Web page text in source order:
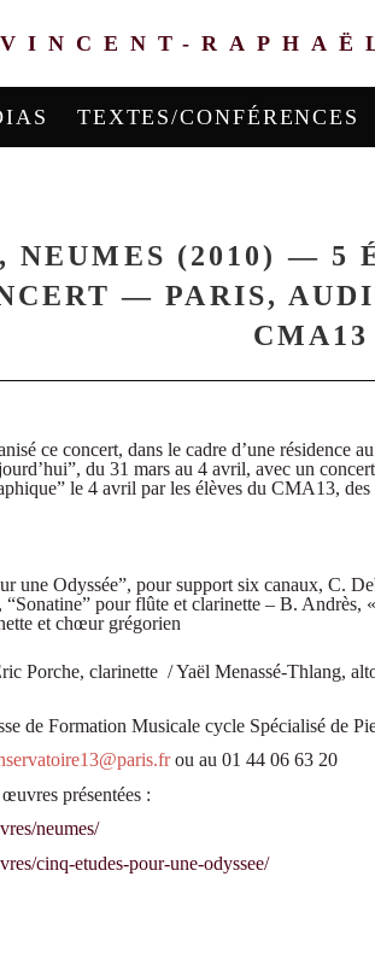
VINCENT-
TEXTES/CONFÉRENCES
NEUMES (2010) — 5
— PARIS,
CMA13
ce concert, dans le cadre d’une résidence
du 31 mars au 4 avril, avec un
le 4 avril par les élèves du CMA13, des
une Odyssée”, pour support six canaux, C.
pour flûte et clarinette – B.
et chœur grégorien
Porche, clarinette / Yaël Menassé-Thlang,
de Formation Musicale cycle Spécialisé de
ou au 01 44 06 63 20
présentées :
neumes/
cinq-etudes-pour-une-odyssee/